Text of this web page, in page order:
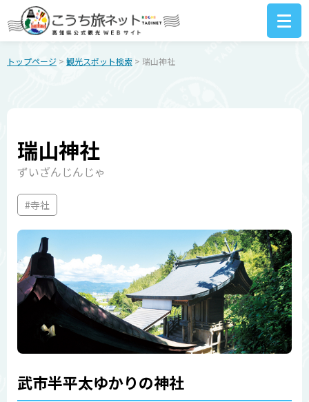
トップページ > 観光スポット検索 > 瑞山神社
瑞山神社
ずいざんじんじゃ
#寺社
武市半平太ゆかりの神社